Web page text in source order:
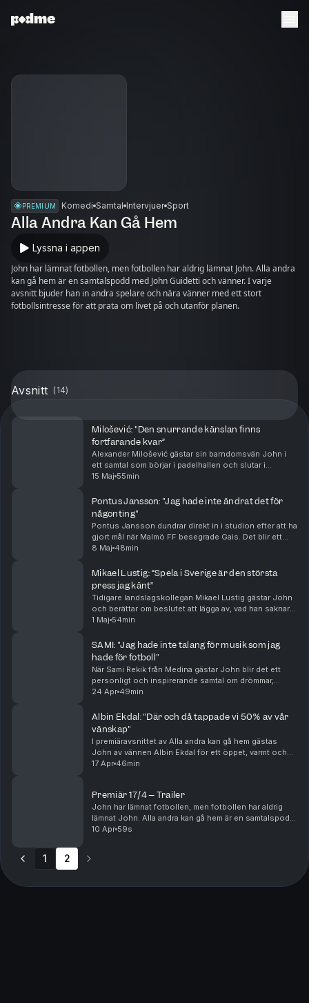
PREMIUM Komedi Samtal Intervjuer Sport
Alla Andra Kan Gå Hem
Lyssna i appen
John har lämnat fotbollen, men fotbollen har aldrig lämnat John. Alla andra
kan gå hem är en samtalspodd med John Guidetti och vänner. I varje
avsnitt bjuder han in andra spelare och nära vänner med ett stort
fotbollsintresse för att prata om livet på och utanför planen.
Avsnitt ( 14)
Milošević: "Den snurrande känslan finns
fortfarande kvar”
Alexander Milošević gästar sin barndomsvän John i
ett samtal som börjar i padelhallen och slutar i
betydligt tyngre vatten. Samtalet sträcker sig från
15 Maj 55min
Pontus Jansson: "Jag hade inte ändrat det för
någonting"
Pontus Jansson dundrar direkt in i studion efter att ha
gjort mål när Malmö FF besegrade Gais. Det blir ett
samtal som börjar i gammal U21-hets och slutar i stora
8 Maj 48min
Mikael Lustig: “Spela i Sverige är den största
press jag känt”
Tidigare landslagskollegan Mikael Lustig gästar John
och berättar om beslutet att lägga av, vad han saknar
från omklädningsrummet och hur stolpincidenten i
1 Maj 54min
SAMI: "Jag hade inte talang för musik som jag
hade för fotboll"
När Sami Rekik från Medina gästar John blir det ett
personligt och inspirerande samtal om drömmar,
omvägar och viljan att aldrig ge upp. De pratar om
24 Apr 49min
Albin Ekdal: "Där och då tappade vi 50% av vår
vänskap"
I premiäravsnittet av Alla andra kan gå hem gästas
John av vännen Albin Ekdal för ett öppet, varmt och
stundtals tufft samtal om livet under och efter
17 Apr 46min
Premiär 17/4 – Trailer
John har lämnat fotbollen, men fotbollen har aldrig
lämnat John. Alla andra kan gå hem är en samtalspodd
med John Guidetti och vänner. I varje avsnitt bjuder
10 Apr 59s
1 2